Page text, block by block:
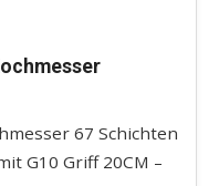
67 Schichten
G10 Griff 20CM –